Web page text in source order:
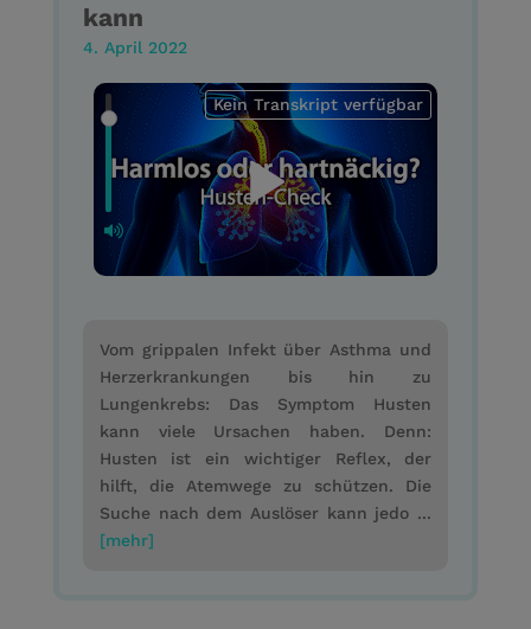
kann
4. April 2022
Kein Transkript verfügbar
Vom grippalen Infekt über Asthma und
Herzerkrankungen bis hin zu
Lungenkrebs: Das Symptom Husten
kann viele Ursachen haben. Denn:
Husten ist ein wichtiger Reflex, der
hilft, die Atemwege zu schützen. Die
Suche nach dem Auslöser kann jedo ...
[mehr]